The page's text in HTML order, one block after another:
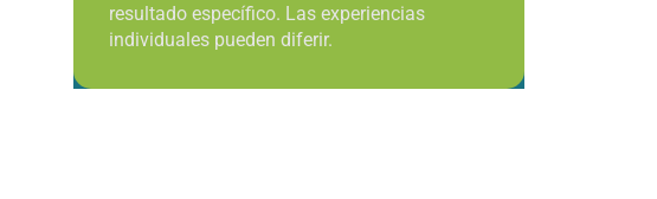
resultado específico. Las experiencias
individuales pueden diferir.